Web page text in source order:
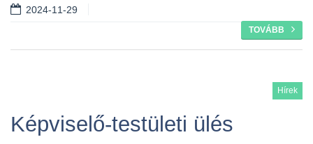
2024-11-29
TOVÁBB
Hírek
Képviselő-testületi ülés